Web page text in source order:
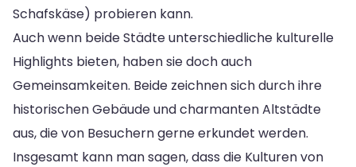
Schafskäse) probieren kann.
Auch wenn beide Städte unterschiedliche kulturelle
Highlights bieten, haben sie doch auch
Gemeinsamkeiten. Beide zeichnen sich durch ihre
historischen Gebäude und charmanten Altstädte
aus, die von Besuchern gerne erkundet werden.
Insgesamt kann man sagen, dass die Kulturen von